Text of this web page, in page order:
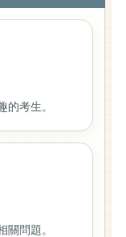
的考生。
關問題。